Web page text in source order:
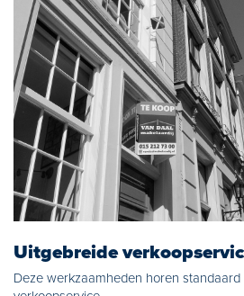
Uitgebreide
Deze werkzaamheden horen